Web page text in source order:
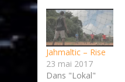
Jahmaltic – Rise
23 mai 2017
Dans "Lokal"